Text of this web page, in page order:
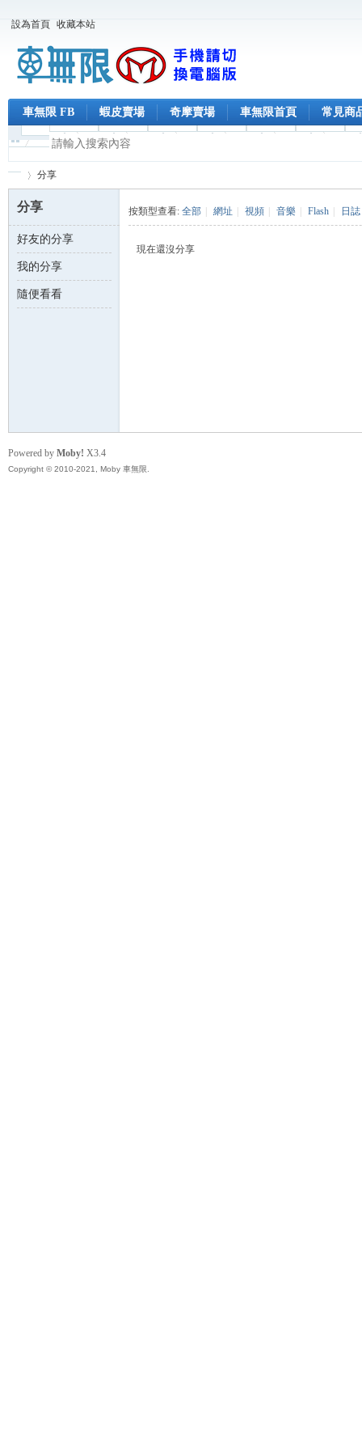
設為首頁 收藏本站
車無限 FB 蝦皮賣場 奇摩賣場 車無限首頁 常見商
車 ›
分享
分享
好友的分享
我的分享
隨便看看
按類型查看: 全部 網址 視頻 音樂 Flash 日誌
現在還沒分享
Powered by Moby! X3.4
Copyright © 2010-2021, Moby 車無限.